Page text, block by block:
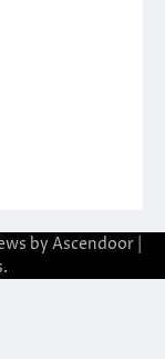
by Ascendoor|
.